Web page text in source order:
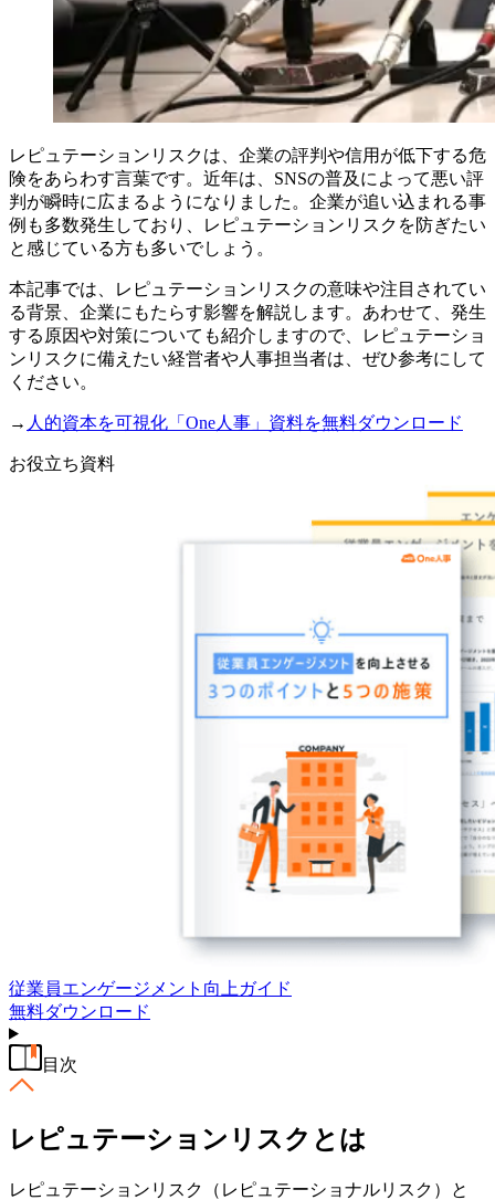
レピュテーションリスクは、企業の評判や信用が低下する危
険をあらわす言葉です。近年は、SNSの普及によって悪い評
判が瞬時に広まるようになりました。企業が追い込まれる事
例も多数発生しており、レピュテーションリスクを防ぎたい
と感じている方も多いでしょう。
本記事では、レピュテーションリスクの意味や注目されてい
る背景、企業にもたらす影響を解説します。あわせて、発生
する原因や対策についても紹介しますので、レピュテーショ
ンリスクに備えたい経営者や人事担当者は、ぜひ参考にして
ください。
→ 人的資本を可視化「One人事」資料を無料ダウンロード
お役立ち資料
従業員エンゲージメント向上ガイド
無料ダウンロード
目次
レピュテーションリスクとは
レピュテーションリスク（レピュテーショナルリスク）と